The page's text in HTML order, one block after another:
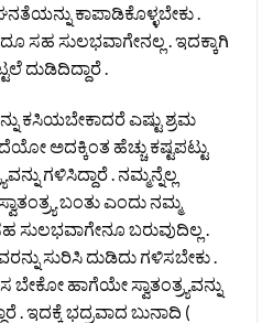
ಕಾಪಾಡಿಕೊಳ್ಳಬೇಕು .
ಸಹ ಸುಲಭವಾಗೇನಲ್ಲ . ಇದಕ್ಕಾಗಿ
ದುಡಿದಿದ್ದಾರೆ .
ಕಸಿಯಬೇಕಾದರೆ ಎಷ್ಟು ಶ್ರಮ
ಅದಕ್ಕಿಂತ ಹೆಚ್ಚು ಕಷ್ಟಪಟ್ಟು
ಗಳಿಸಿದ್ದಾರೆ . ನಮ್ಮನ್ನೆಲ್ಲ
ಬಂತು ಎಂದು ನಮ್ಮ
ಬರುವುದಿಲ್ಲ .
ಸುರಿಸಿ ದುಡಿದು ಗಳಿಸಬೇಕು .
ಹಾಗೆಯೇ ಸ್ವಾತಂತ್ರ್ಯವನ್ನು
. ಇದಕ್ಕೆ ಭದ್ರವಾದ ಬುನಾದಿ (